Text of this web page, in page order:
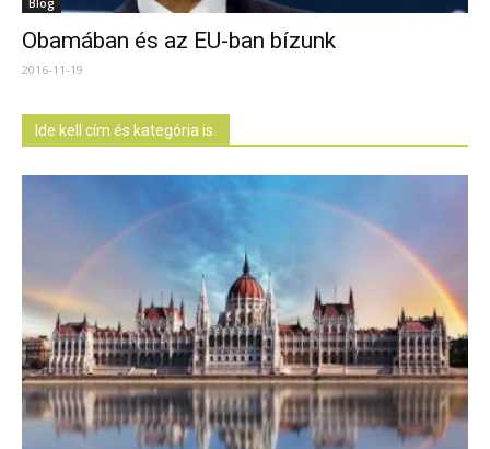
Obamában és az EU-ban bízunk
2016-11-19
Ide kell cím és kategória is.